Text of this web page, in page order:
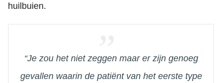
huilbuien.
“Je zou het niet zeggen maar er zijn genoeg
gevallen waarin de patiënt van het eerste type